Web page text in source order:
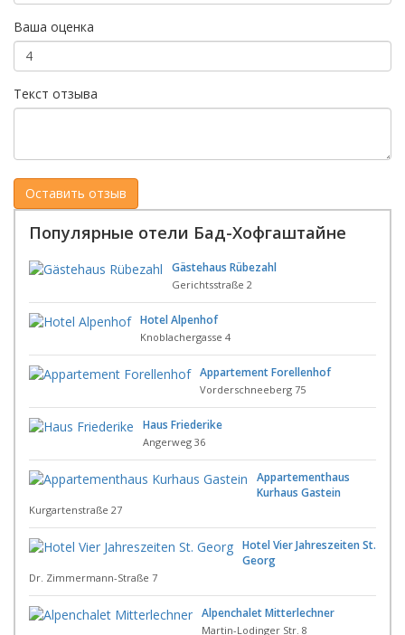
Ваша оценка
Текст отзыва
Популярные отели Бад-Хофгаштайне
Gästehaus Rübezahl
Gerichtsstraße 2
Hotel Alpenhof
Knoblachergasse 4
Appartement Forellenhof
Vorderschneeberg 75
Haus Friederike
Angerweg 36
Appartementhaus
Kurhaus Gastein
Kurgartenstraße 27
Hotel Vier Jahreszeiten St.
Georg
Dr. Zimmermann-Straße 7
Alpenchalet Mitterlechner
Martin-Lodinger Str. 8